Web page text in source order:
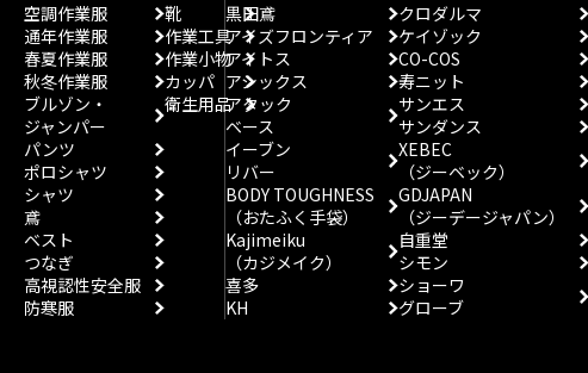
空調作業服
通年作業服
春夏作業服
秋冬作業服
ブルゾン・
ジャンパー
パンツ
ポロシャツ
シャツ
鳶
ベスト
つなぎ
高視認性安全服
防寒服
靴
作業工具
作業小物
カッパ
衛生用品
黒田鳶
アイズフロンティア
アイトス
アシックス
アタック
ベース
イーブン
リバー
BODY TOUGHNESS
（おたふく手袋）
Kajimeiku
（カジメイク）
喜多
KH
クロダルマ
ケイゾック
CO-COS
寿ニット
サンエス
サンダンス
XEBEC
（ジーベック）
GDJAPAN
（ジーデージャパン）
自重堂
シモン
ショーワ
グローブ